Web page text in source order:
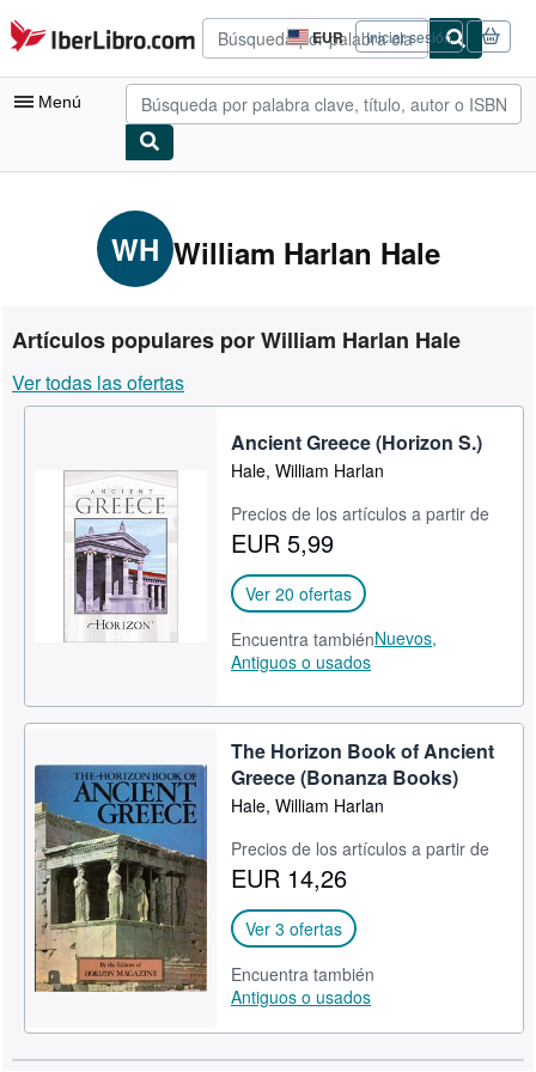
Pasar al contenido principal
IberLibro.com EUR
Preferencias
de
compra
del
Iniciar sesión
Menú
Consultar mis pedidos
Búsqueda avanzada
Libros antiguos
Arte y coleccionismo
Comenzar a vender
Ayuda
CERRAR
WH William Harlan Hale
Artículos populares por William Harlan Hale
Ver todas las ofertas
Ancient Greece (Horizon S.)
Hale, William Harlan
Precios de los artículos a partir de
EUR 5,99
Ver 20 ofertas
Encuentra tambiénNuevos,
Antiguos o usados
The Horizon Book of Ancient
Greece (Bonanza Books)
Hale, William Harlan
Precios de los artículos a partir de
EUR 14,26
Ver 3 ofertas
Encuentra también
Antiguos o usados